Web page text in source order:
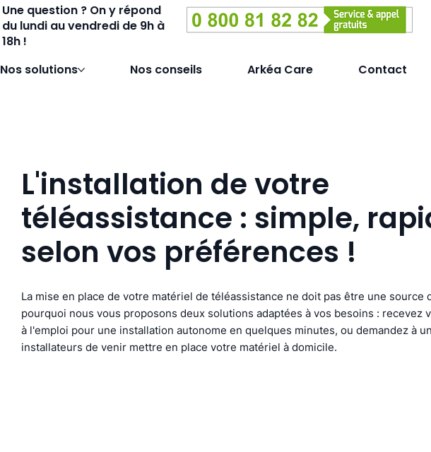
Une question ? On y répond
du lundi au vendredi de 9h à
18h !
Nos solutions Nos conseils Arkéa Care Contact
L'installation de votre
téléassistance : simple,
selon vos préférences !
La mise en place de votre matériel de téléassistance ne doit pas être une source
pourquoi nous vous proposons deux solutions adaptées à vos besoins : recevez
à l'emploi pour une installation autonome en quelques minutes, ou demandez à
installateurs de venir mettre en place votre matériel à domicile.